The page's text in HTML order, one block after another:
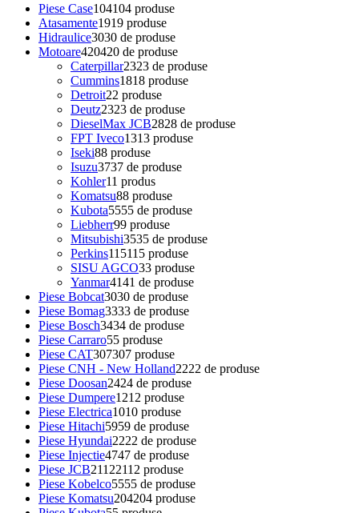
Piese Case104104 produse
Atasamente1919 produse
Hidraulice3030 de produse
Motoare420420 de produse
Caterpillar2323 de produse
Cummins1818 produse
Detroit22 produse
Deutz2323 de produse
DieselMax JCB2828 de produse
FPT Iveco1313 produse
Iseki88 produse
Isuzu3737 de produse
Kohler11 produs
Komatsu88 produse
Kubota5555 de produse
Liebherr99 produse
Mitsubishi3535 de produse
Perkins115115 produse
SISU AGCO33 produse
Yanmar4141 de produse
Piese Bobcat3030 de produse
Piese Bomag3333 de produse
Piese Bosch3434 de produse
Piese Carraro55 produse
Piese CAT307307 produse
Piese CNH - New Holland2222 de produse
Piese Doosan2424 de produse
Piese Dumpere1212 produse
Piese Electrica1010 produse
Piese Hitachi5959 de produse
Piese Hyundai2222 de produse
Piese Injectie4747 de produse
Piese JCB21122112 produse
Piese Kobelco5555 de produse
Piese Komatsu204204 produse